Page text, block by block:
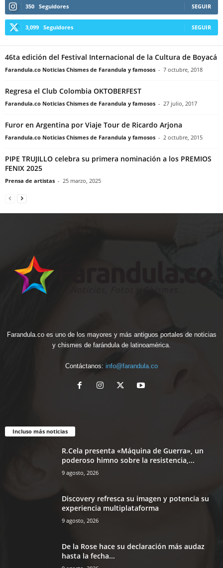
350 Seguidores SEGUIR
3,099 Seguidores SEGUIR
46ta edición del Festival Internacional de la Cultura de Boyacá
Farandula.co Noticias Chismes de Farandula y famosos - 7 octubre, 2018
Regresa el Club Colombia OKTOBERFEST
Farandula.co Noticias Chismes de Farandula y famosos - 27 julio, 2017
Furor en Argentina por Viaje Tour de Ricardo Arjona
Farandula.co Noticias Chismes de Farandula y famosos - 2 octubre, 2015
PIPE TRUJILLO celebra su primera nominación a los PREMIOS
FENIX 2025
Prensa de artistas - 25 marzo, 2025
Farandula.co es uno de los mayores y más antiguos portales de noticias
y chismes de farándula de latinoamérica.
Contáctanos: info@farandula.co
Incluso más noticias
R.Cela presenta «Máquina de Guerra», un
poderoso himno sobre la resistencia,...
9 agosto, 2026
Discovery refresca su imagen y potencia su
experiencia multiplataforma
9 agosto, 2026
De la Rose hace su declaración más audaz
hasta la fecha...